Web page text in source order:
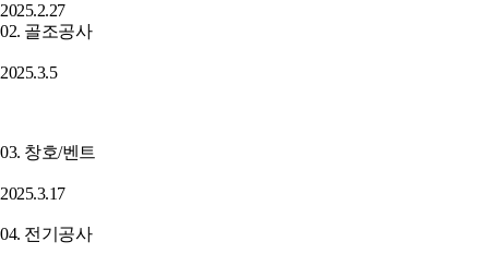
2025.2.27
02. 골조공사
2025.3.5
03. 창호/벤트
2025.3.17
04. 전기공사